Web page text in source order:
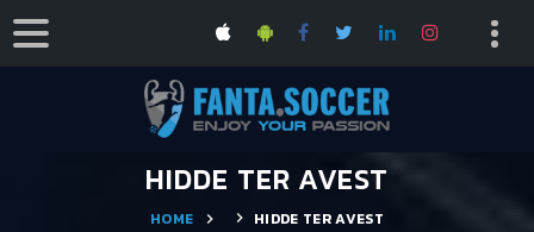
HIDDE TER AVEST
HOME HIDDE TER AVEST